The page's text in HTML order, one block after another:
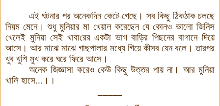
এই ঘটনার পর অনেকদিন কেটে গেছে। সব কিছু ঠিকঠাক চলছে
নিয়ম মেনে। শুধু মুনিয়ার মা খেয়াল করেছেন যে কোনও ভালো জিনিস
খেলেই মুনিয়া সেই খাবারের একটা ভাগ বাড়ির পিছনের বাগানে দিয়ে
আসে। আর মাঝে মাঝে গাছপালার মধ্যে গিয়ে কীসব যেন বলে। তারপর
খুব খুশি মুখ করে ঘরে ফিরে আসে ।
অনেক জিজ্ঞাসা করেও কেউ কিছু উত্তর পায় না। আর মুনিয়া
খালি হাসে...।।